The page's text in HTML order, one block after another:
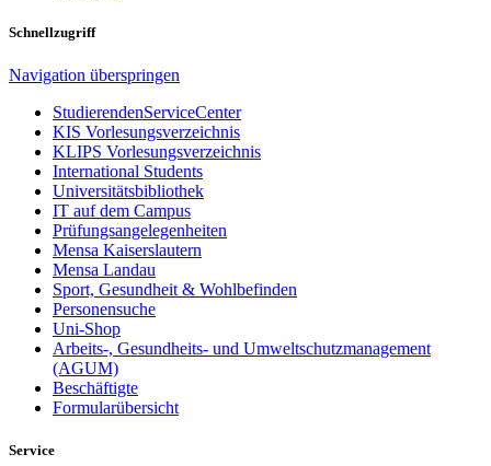
Schnellzugriff
Navigation überspringen
StudierendenServiceCenter
KIS Vorlesungsverzeichnis
KLIPS Vorlesungsverzeichnis
International Students
Universitätsbibliothek
IT auf dem Campus
Prüfungsangelegenheiten
Mensa Kaiserslautern
Mensa Landau
Sport, Gesundheit & Wohlbefinden
Personensuche
Uni-Shop
Arbeits-, Gesundheits- und Umweltschutzmanagement
(AGUM)
Beschäftigte
Formularübersicht
Service